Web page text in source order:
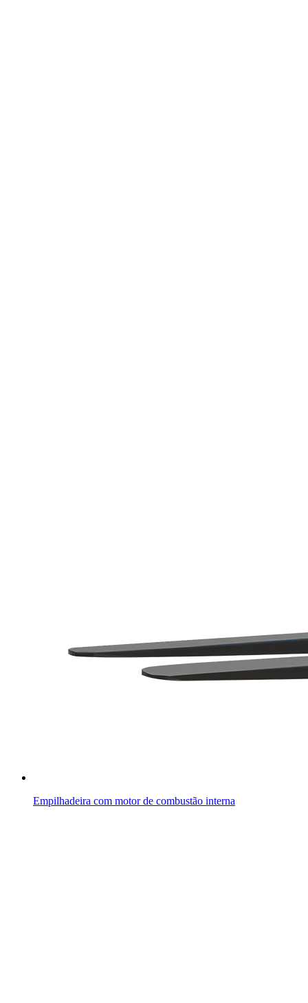
Empilhadeira com motor de combustão interna